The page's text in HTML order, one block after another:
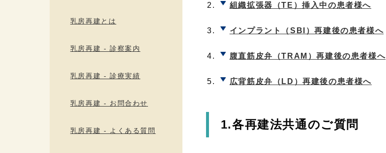
組織拡張器（TE）挿入中の患者様へ
インプラント（SBI）再建後の患者様へ
腹直筋皮弁（TRAM）再建後の患者様へ
広背筋皮弁（LD）再建後の患者様へ
1.各再建法共通のご質問
乳房再建とは
乳房再建 - 診察案内
乳房再建 - 診療実績
乳房再建 - お問合わせ
乳房再建 - よくある質問